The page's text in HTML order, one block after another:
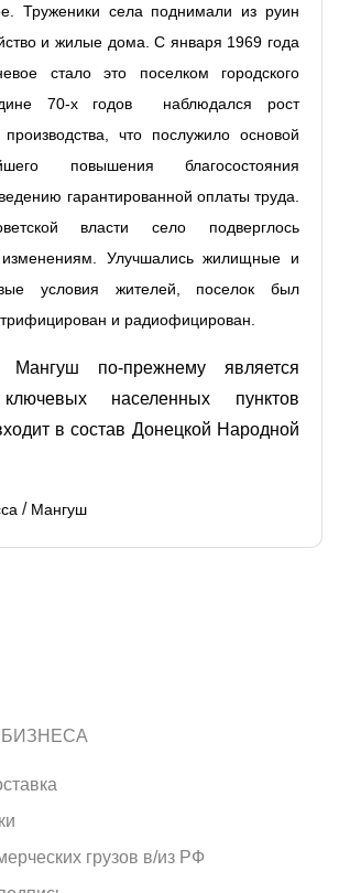
Труженики села поднимали из руин
и жилые дома. С января 1969 года
стало это поселком городского
70-х годов наблюдался рост
что послужило основой
повышения благосостояния
гарантированной оплаты труда.
власти село подверглось
Улучшались жилищные и
условия жителей, поселок был
и радиофицирован.
Мангуш по-прежнему является
населенных пунктов
в состав Донецкой Народной
/ Мангуш
грузов в/из РФ